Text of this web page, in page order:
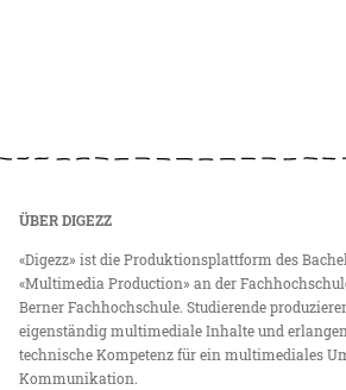
ÜBER DIGEZZ
«Digezz» ist die Produktionsplattform des
«Multimedia Production» an der
Berner Fachhochschule. Studierende
eigenständig multimediale Inhalte und
technische Kompetenz für ein multimediales
Kommunikation.